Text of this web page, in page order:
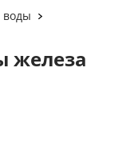
воды
железа